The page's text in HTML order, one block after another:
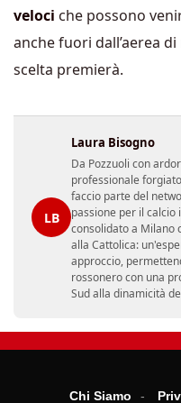
veloci che possono
anche fuori dall’aerea
scelta premierà.
LB
Laura Bisogno
Da Pozzuoli con
professionale
faccio parte del
passione per il calcio
consolidato a Milano
alla Cattolica:
approccio,
rossonero con una
Sud alla dinamicità
Chi Siamo